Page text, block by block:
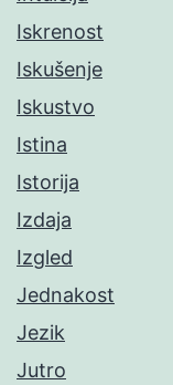
Iskrenost
Iskušenje
Iskustvo
Istina
Istorija
Izdaja
Izgled
Jednakost
Jezik
Jutro